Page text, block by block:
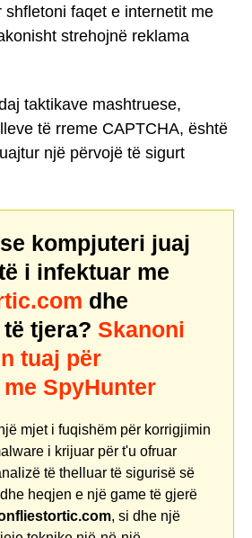
shfletoni faqet e internetit me
strehojnë reklama
taktikave mashtruese,
të rreme CAPTCHA, është
një përvojë të sigurt
kompjuteri juaj
i infektuar me
dhe
tjera? Skanoni
tuaj për
SpyHunter
mjet i fuqishëm për korrigjimin
i krijuar për t'u ofruar
të thelluar të sigurisë së
heqjen e një game të gjerë
, si dhe një